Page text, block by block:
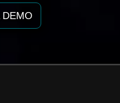
DEMO